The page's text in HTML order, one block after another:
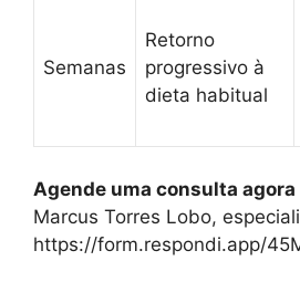
Semanas
Retorno
progressivo à
dieta habitual
Agende uma consulta agora
Marcus Torres Lobo,
https://form.respondi.app/